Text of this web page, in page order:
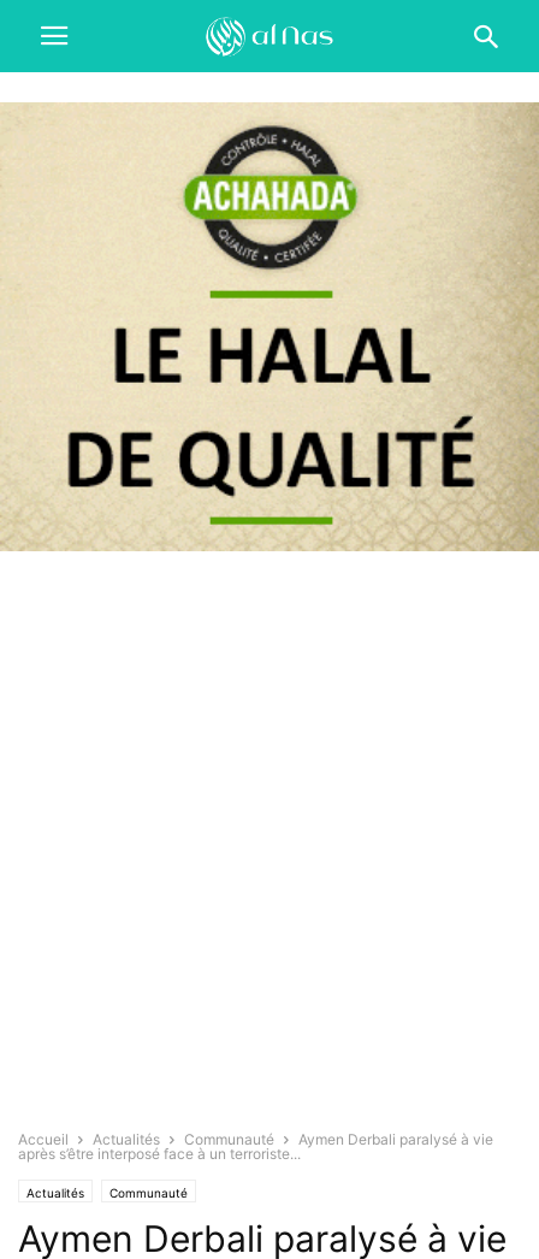
Accueil Actualités Communauté
Aymen Derbali paralysé à vie
après s’être interposé face à un terroriste...
Actualités Communauté
Aymen Derbali paralysé à vie